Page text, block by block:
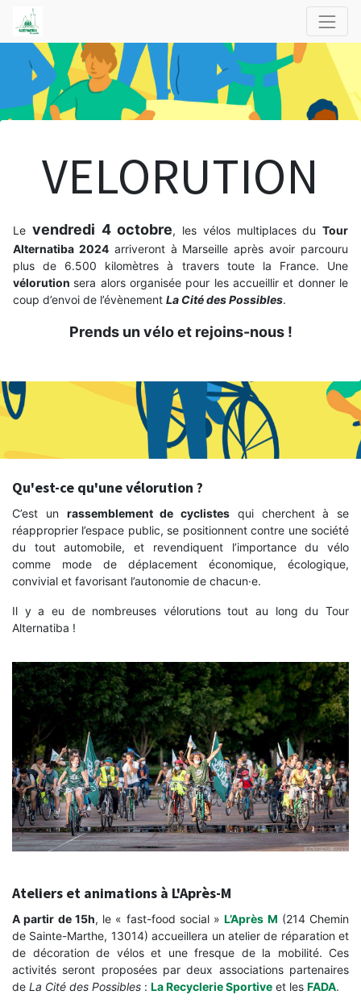
VELORUTION
Le vendredi 4 octobre, les vélos multiplaces du Tour
Alternatiba 2024arriveront à Marseille après avoir parcouru
plus de 6.500 kilomètres à travers toute la France. Une
vélorution sera alors organisée pour les accueillir et donner le
coup d’envoi de l’évènement La Cité des Possibles.
Prends un vélo et rejoins-nous !
Qu'est-ce qu'une vélorution ?
C’est un rassemblement de cyclistes qui cherchent à se
réapproprier l’espace public, se positionnent contre une société
du tout automobile, et revendiquent l’importance du vélo
comme mode de déplacement économique, écologique,
convivial et favorisant l’autonomie de chacun·e.
Il y a eu de nombreuses vélorutions tout au long du Tour
Alternatiba !
Ateliers et animations à L'Après-M
A partir de 15h, le « fast-food social »L’Après M (214 Chemin
de Sainte-Marthe, 13014) accueillera un atelier de réparation et
de décoration de vélos et une fresque de la mobilité. Ces
activités seront proposées par deux associations partenaires
de La Cité des Possibles : La Recyclerie Sportive et les FADA.